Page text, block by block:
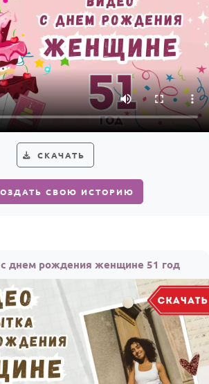
СКАЧАТЬ
СВОЮ ИСТОРИЮ
днем рождения женщине 51 год